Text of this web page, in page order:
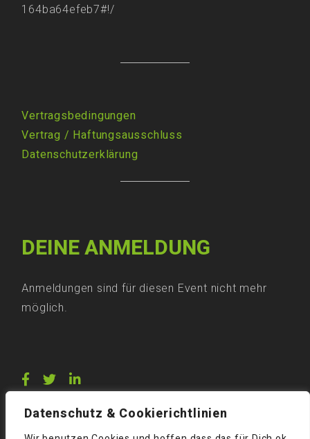
Datenschutz & Cookierichtlinien
164ba64efeb7#!/
Vertragsbedingungen
Vertrag / Haftungsausschluss
Datenschutzerklärung
DEINE ANMELDUNG
Anmeldungen sind für diesen Event nicht mehr
möglich.